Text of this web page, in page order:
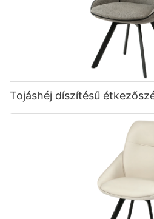
Tojáshéj díszítésű